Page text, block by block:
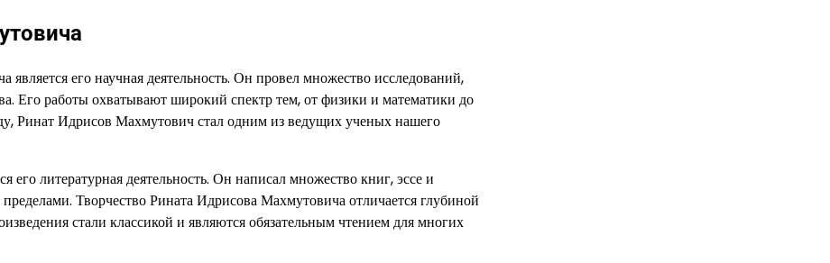
его научная деятельность. Он провел множество исследований,
Его работы охватывают широкий спектр тем, от физики и математики до
Ринат Идрисов Махмутович стал одним из ведущих ученых нашего
литературная деятельность. Он написал множество книг, эссе и
Творчество Рината Идрисова Махмутовича отличается глубиной
стали классикой и являются обязательным чтением для многих